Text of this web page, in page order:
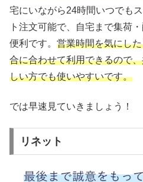
宅にいながら24時間いつでも
ト注文可能で、自宅まで集荷
便利です。 営業時間を気にし
合に合わせて利用できるので
しい方でも使いやすいです。
では早速見ていきましょう！
リネット